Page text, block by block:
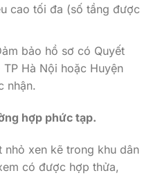
cao tối đa (số tầng được
bảo hồ sơ có Quyết
Hà Nội hoặc Huyện
nhận.
hợp phức tạp.
nhỏ xen kẽ trong khu dân
có được hợp thửa,